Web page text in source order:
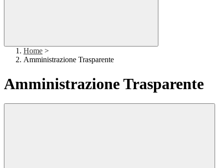
Home >
Amministrazione Trasparente
Amministrazione Trasparente